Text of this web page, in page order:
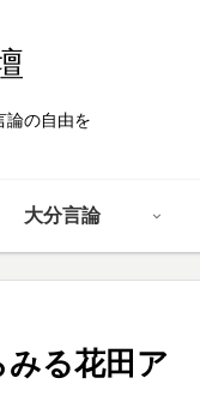
論の自由を
大分言論
る花田ア